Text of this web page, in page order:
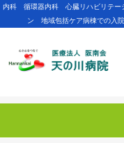
内科 循環器内科 心臓リハビリテ
ン 地域包括ケア病棟での入